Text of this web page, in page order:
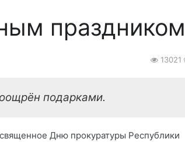
праздником
13021
подарками.
Дню прокуратуры Республики